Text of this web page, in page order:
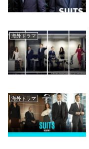
海外ドラマ
海外ドラマ